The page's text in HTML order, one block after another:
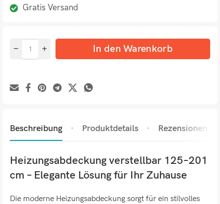
Gratis Versand
In den Warenkorb
Beschreibung Produktdetails Rezensionen (0)
Heizungsabdeckung verstellbar 125–201
cm – Elegante Lösung für Ihr Zuhause
Die moderne Heizungsabdeckung sorgt für ein stilvolles